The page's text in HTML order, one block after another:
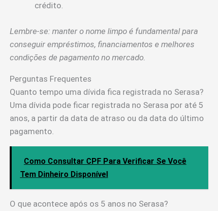
crédito.
Lembre-se: manter o nome limpo é fundamental para
conseguir empréstimos, financiamentos e melhores
condições de pagamento no mercado.
Perguntas Frequentes
Quanto tempo uma dívida fica registrada no Serasa?
Uma dívida pode ficar registrada no Serasa por até 5
anos, a partir da data de atraso ou da data do último
pagamento.
Como Consultar CPF Para Verificar Se Você
Tem Dinheiro Disponível
O que acontece após os 5 anos no Serasa?